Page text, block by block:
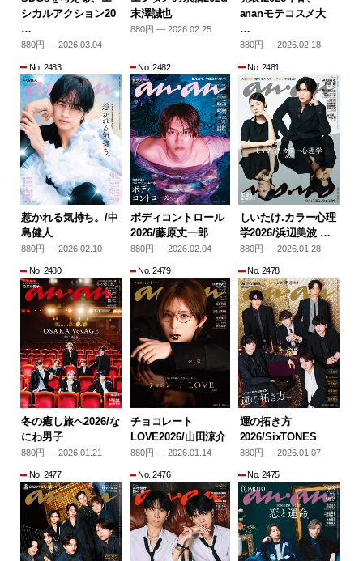
シカルアクション20
…
880円 — 2026.03.04
末澤誠也
880円 — 2026.02.25
ananモテコスメ大
…
880円 — 2026.02.18
No. 2483
惹かれる気持ち。/中
島健人
880円 — 2026.02.10
No. 2482
ボディコントロール
2026/藤原丈一郎
880円 — 2026.02.04
No. 2481
しいたけ.カラー心理
学2026/浜辺美波 …
880円 — 2026.01.28
No. 2480
冬の癒し旅へ2026/な
にわ男子
880円 — 2026.01.21
No. 2479
チョコレート
LOVE2026/山田涼介
880円 — 2026.01.14
No. 2478
運の拓き方
2026/SixTONES
880円 — 2026.01.07
No. 2477 No. 2476 No. 2475